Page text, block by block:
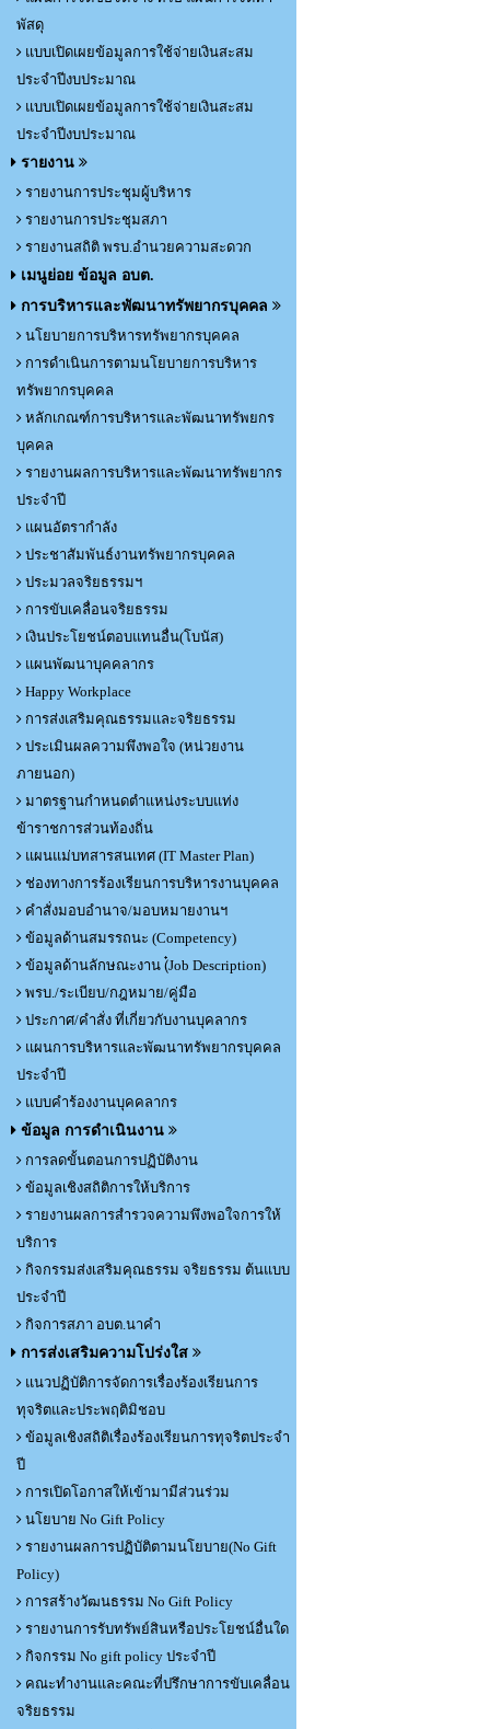
พัสดุ
แบบเปิดเผยข้อมูลการใช้จ่ายเงินสะสม
ประจำปีงบประมาณ
แบบเปิดเผยข้อมูลการใช้จ่ายเงินสะสม
ประจำปีงบประมาณ
รายงาน
รายงานการประชุมผู้บริหาร
รายงานการประชุมสภา
รายงานสถิติ พรบ.อำนวยความสะดวก
เมนูย่อย ข้อมูล อบต.
การบริหารและพัฒนาทรัพยากรบุคคล
นโยบายการบริหารทรัพยากรบุคคล
การดำเนินการตามนโยบายการบริหาร
ทรัพยากรบุคคล
หลักเกณฑ์การบริหารและพัฒนาทรัพยกร
บุคคล
รายงานผลการบริหารและพัฒนาทรัพยากร
ประจำปี
แผนอัตรากำลัง
ประชาสัมพันธ์งานทรัพยากรบุคคล
ประมวลจริยธรรมฯ
การขับเคลื่อนจริยธรรม
เงินประโยชน์ตอบแทนอื่น(โบนัส)
แผนพัฒนาบุคคลากร
Happy Workplace
การส่งเสริมคุณธรรมและจริยธรรม
ประเมินผลความพึงพอใจ (หน่วยงาน
ภายนอก)
มาตรฐานกำหนดตำแหน่งระบบแท่ง
ข้าราชการส่วนท้องถิ่น
แผนแม่บทสารสนเทศ (IT Master Plan)
ช่องทางการร้องเรียนการบริหารงานบุคคล
คำสั่งมอบอำนาจ/มอบหมายงานฯ
ข้อมูลด้านสมรรถนะ (Competency)
ข้อมูลด้านลักษณะงาน (๋Job Description)
พรบ./ระเบียบ/กฎหมาย/คู่มือ
ประกาศ/คำสั่ง ที่เกี่ยวกับงานบุคลากร
แผนการบริหารและพัฒนาทรัพยากรบุคคล
ประจำปี
แบบคำร้องงานบุคคลากร
ข้อมูล การดำเนินงาน
การลดขั้นตอนการปฏิบัติงาน
ข้อมูลเชิงสถิติการให้บริการ
รายงานผลการสำรวจความพึงพอใจการให้
บริการ
กิจกรรมส่งเสริมคุณธรรม จริยธรรม ต้นแบบ
ประจำปี
กิจการสภา อบต.นาคำ
การส่งเสริมความโปร่งใส
แนวปฏิบัติการจัดการเรื่องร้องเรียนการ
ทุจริตและประพฤติมิชอบ
ข้อมูลเชิงสถิติเรื่องร้องเรียนการทุจริตประจำ
ปี
การเปิดโอกาสให้เข้ามามีส่วนร่วม
นโยบาย No Gift Policy
รายงานผลการปฏิบัติตามนโยบาย(No Gift
Policy)
การสร้างวัฒนธรรม No Gift Policy
รายงานการรับทรัพย์สินหรือประโยชน์อื่นใด
กิจกรรม No gift policy ประจำปี
คณะทำงานและคณะที่ปรึกษาการขับเคลื่อน
จริยธรรม